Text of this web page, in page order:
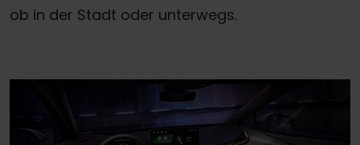
ob in der Stadt oder unterwegs.